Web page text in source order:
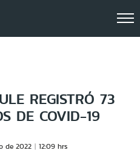
REGISTRÓ 73
DE COVID-19
de 2022 12:09 hrs